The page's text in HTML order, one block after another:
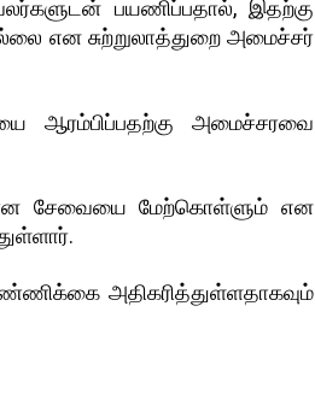
பயணிப்பதால், இதற்கு
என சுற்றுலாத்துறை அமைச்சர்
ஆரம்பிப்பதற்கு அமைச்சரவை
சேவையை மேற்கொள்ளும் என
அதிகரித்துள்ளதாகவும்